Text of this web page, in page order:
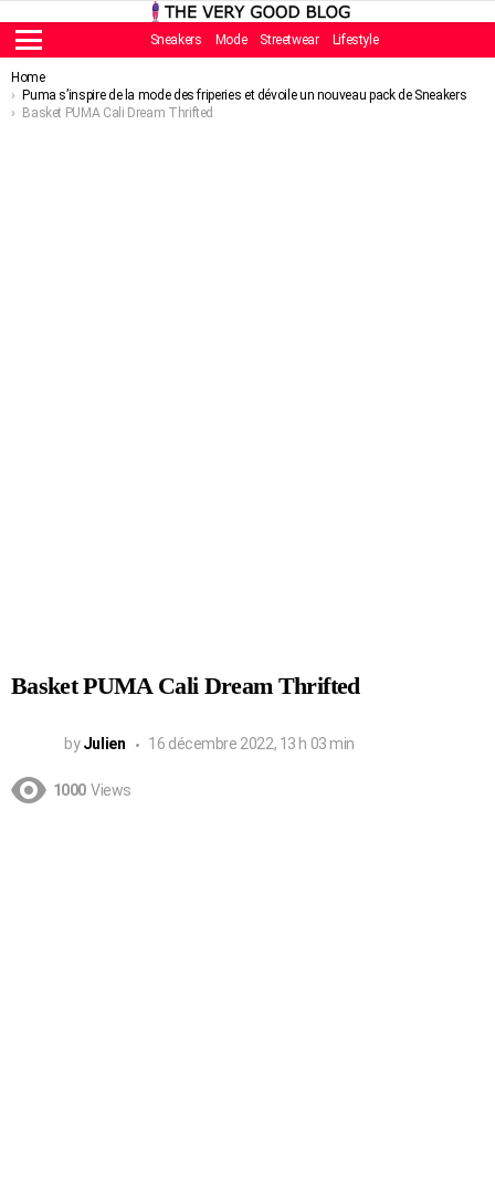
Menu
Sneakers Mode Streetwear Lifestyle
You are here:
Home
Puma s’inspire de la mode des friperies et dévoile un nouveau pack de Sneakers
Basket PUMA Cali Dream Thrifted
Basket PUMA Cali Dream Thrifted
by Julien 16 décembre 2022, 13 h 03 min
1000 Views